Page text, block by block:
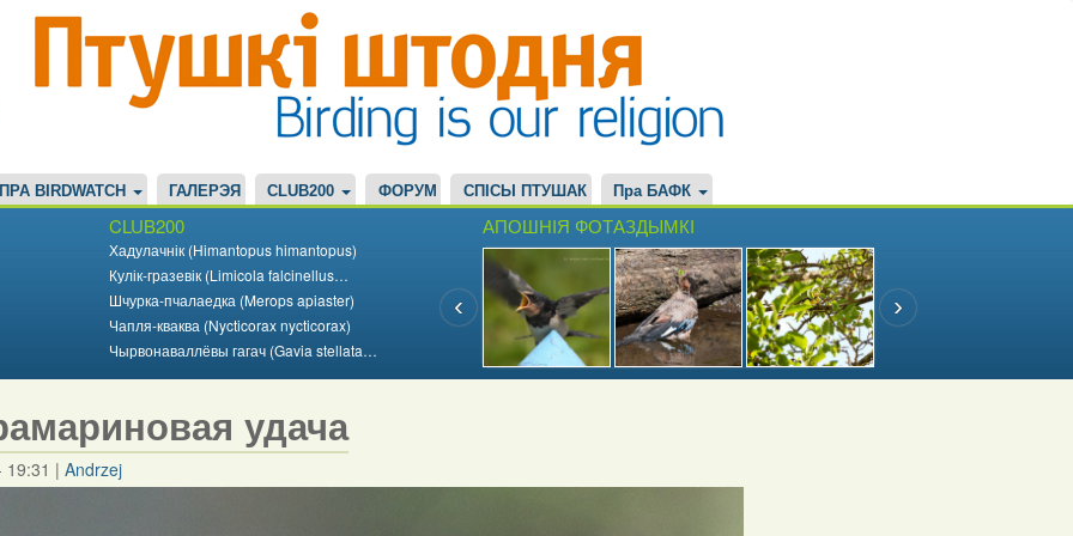
ПРА BIRDWATCH ГАЛЕРЭЯ CLUB200 ФОРУМ СПІСЫ ПТУШАК Пра БАФК
CLUB200
Хадулачнік (Himantopus himantopus)
Кулік-гразевік (Limicola falcinellus…
Шчурка-пчалаедка (Merops apiaster)
Чапля-кваква (Nycticorax nycticorax)
Чырвонаваллёвы гагач (Gavia stellata…
АПОШНІЯ ФОТАЗДЫМКІ
удача
19:31 |Andrzej